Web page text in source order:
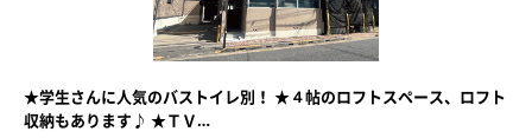
★学生さんに人気のバストイレ別！ ★４帖のロフトスペース、ロフト
収納もあります♪ ★ＴＶ…